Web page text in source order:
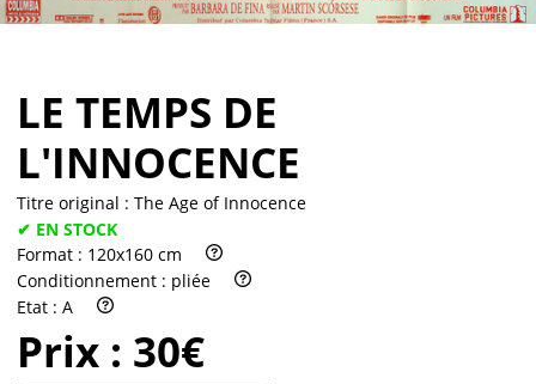
LE TEMPS DE
L'INNOCENCE
Titre original : The Age of Innocence
✔ EN STOCK
Format : 120x160 cm
Conditionnement : pliée
Etat : A
Prix : 30€